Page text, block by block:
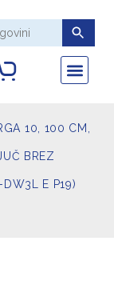
10, 100 CM,
BREZ
E P19)